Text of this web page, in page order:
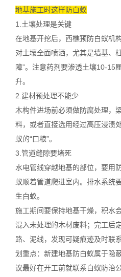
地基施工时这样防白蚁
1.土壤处理是关键
在地基开挖后，西樵预防白蚁机
对土壤全面喷洒，尤其是墙基、
障”。注意药剂要渗透土壤10-15
升。
2.建材预处理不能少
木构件进场前必须做防腐处理，
料，或者直接选用经过高压浸渍
蚁的“口粮”。
3.管道缝隙要堵死
水电管线穿越地基的部位，要用
蚁顺着管道爬进室内。排水系统
生白蚁。
施工期间要保持地基干燥，积水
混入未处理的木材废料；完工后
路、泥线，发现可疑痕迹及时联
划重点：新建地基防白蚁属于隐
议最好在开工前就联系白蚁防治